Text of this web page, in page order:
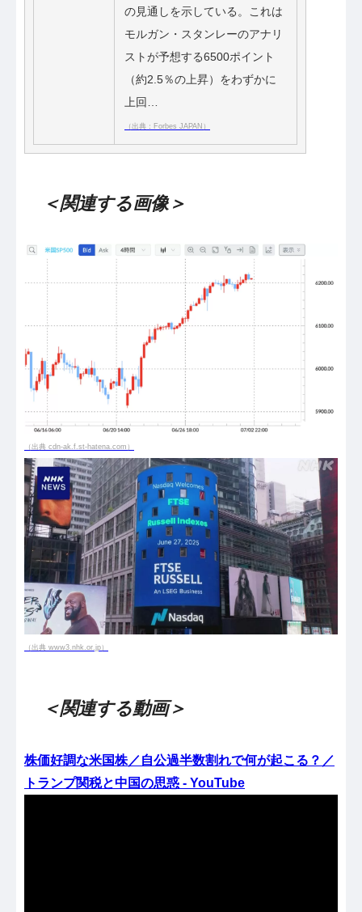
の見通しを示している。これは
モルガン・スタンレーのアナリ
ストが予想する6500ポイント
（約2.5％の上昇）をわずかに
上回…
（出典：Forbes JAPAN）
＜関連する画像＞
（出典 cdn-ak.f.st-hatena.com）
（出典 www3.nhk.or.jp）
＜関連する動画＞
株価好調な米国株／自公過半数割れで何が起こる？／
トランプ関税と中国の思惑 - YouTube